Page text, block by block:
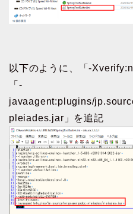
以下のように、「-
「-
javaagent:plugins/
pleiades.jar」を追記